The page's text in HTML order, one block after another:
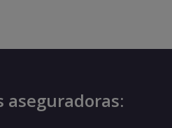
aseguradoras: